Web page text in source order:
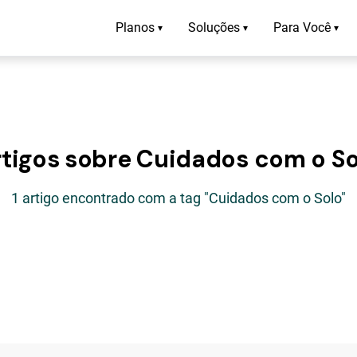
Planos ▾ Soluções ▾ Para Você ▾
sobre Cuidados com o
1 artigo encontrado com a tag "Cuidados com o Solo"